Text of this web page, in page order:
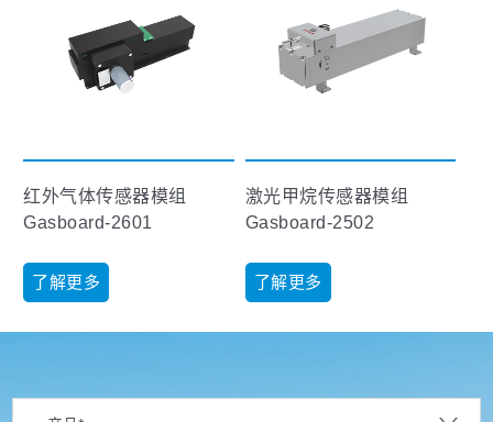
红外气体传感器模组
Gasboard-2601
了解更多
激光甲烷传感器模组
Gasboard-2502
了解更多